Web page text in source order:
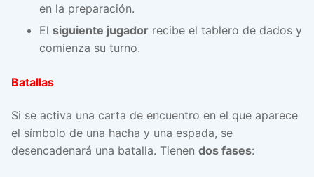
en la preparación.
El siguiente jugador recibe el tablero de dados y
comienza su turno.
Batallas
Si se activa una carta de encuentro en el que aparece
el símbolo de una hacha y una espada, se
desencadenará una batalla. Tienen dos fases: